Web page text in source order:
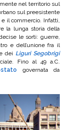
nel territorio sul
sul preesistente
il commercio. Infatti,
la lunga storia della
le sorti: guerre,
e dell’unione fra il
dei Liguri Segobrigi
Fino al 49 a.C.
governata da